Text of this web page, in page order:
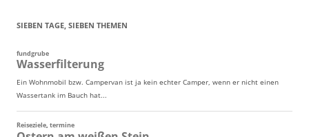
SIEBEN TAGE, SIEBEN THEMEN